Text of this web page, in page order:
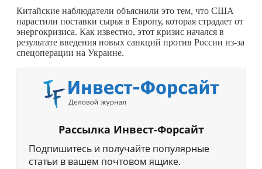
Китайские наблюдатели объяснили это тем, что США
нарастили поставки сырья в Европу, которая страдает от
энергокризиса. Как известно, этот кризис начался в
результате введения новых санкций против России из-за
спецоперации на Украине.
Рассылка Инвест-Форсайт
Подпишитесь и получайте популярные
статьи в вашем почтовом ящике.